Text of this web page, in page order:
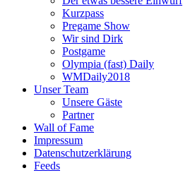
Kurzpass
Pregame Show
Wir sind Dirk
Postgame
Olympia (fast) Daily
WMDaily2018
Unser Team
Unsere Gäste
Partner
Wall of Fame
Impressum
Datenschutzerklärung
Feeds